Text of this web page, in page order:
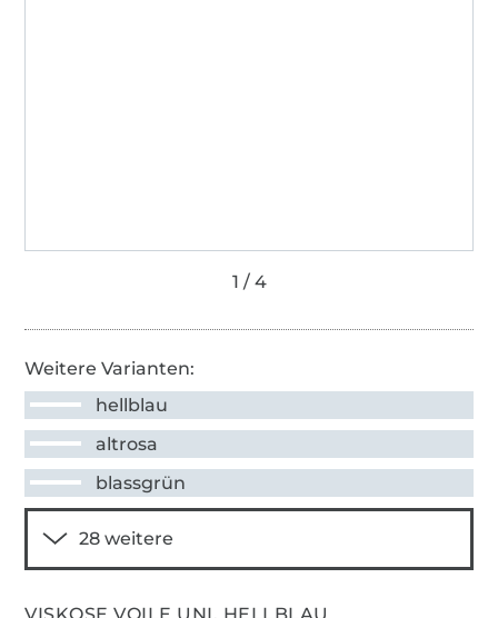
Weitere Varianten:
hellblau
altrosa
blassgrün